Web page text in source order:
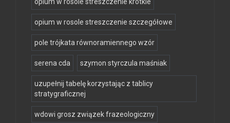
opium w rosole streszczenie krótkie
opium w rosole streszczenie szczegółowe
pole trójkata równoramiennego wzór
serena cda szymon styrczula maśniak
uzupełnij tabelę korzystając z tablicy
stratygraficznej
wdowi grosz związek frazeologiczny